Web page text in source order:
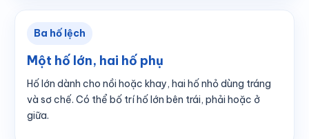
Ba hố lệch
Một hố lớn, hai hố phụ
Hố lớn dành cho nồi hoặc khay, hai hố nhỏ dùng tráng
và sơ chế. Có thể bố trí hố lớn bên trái, phải hoặc ở
giữa.